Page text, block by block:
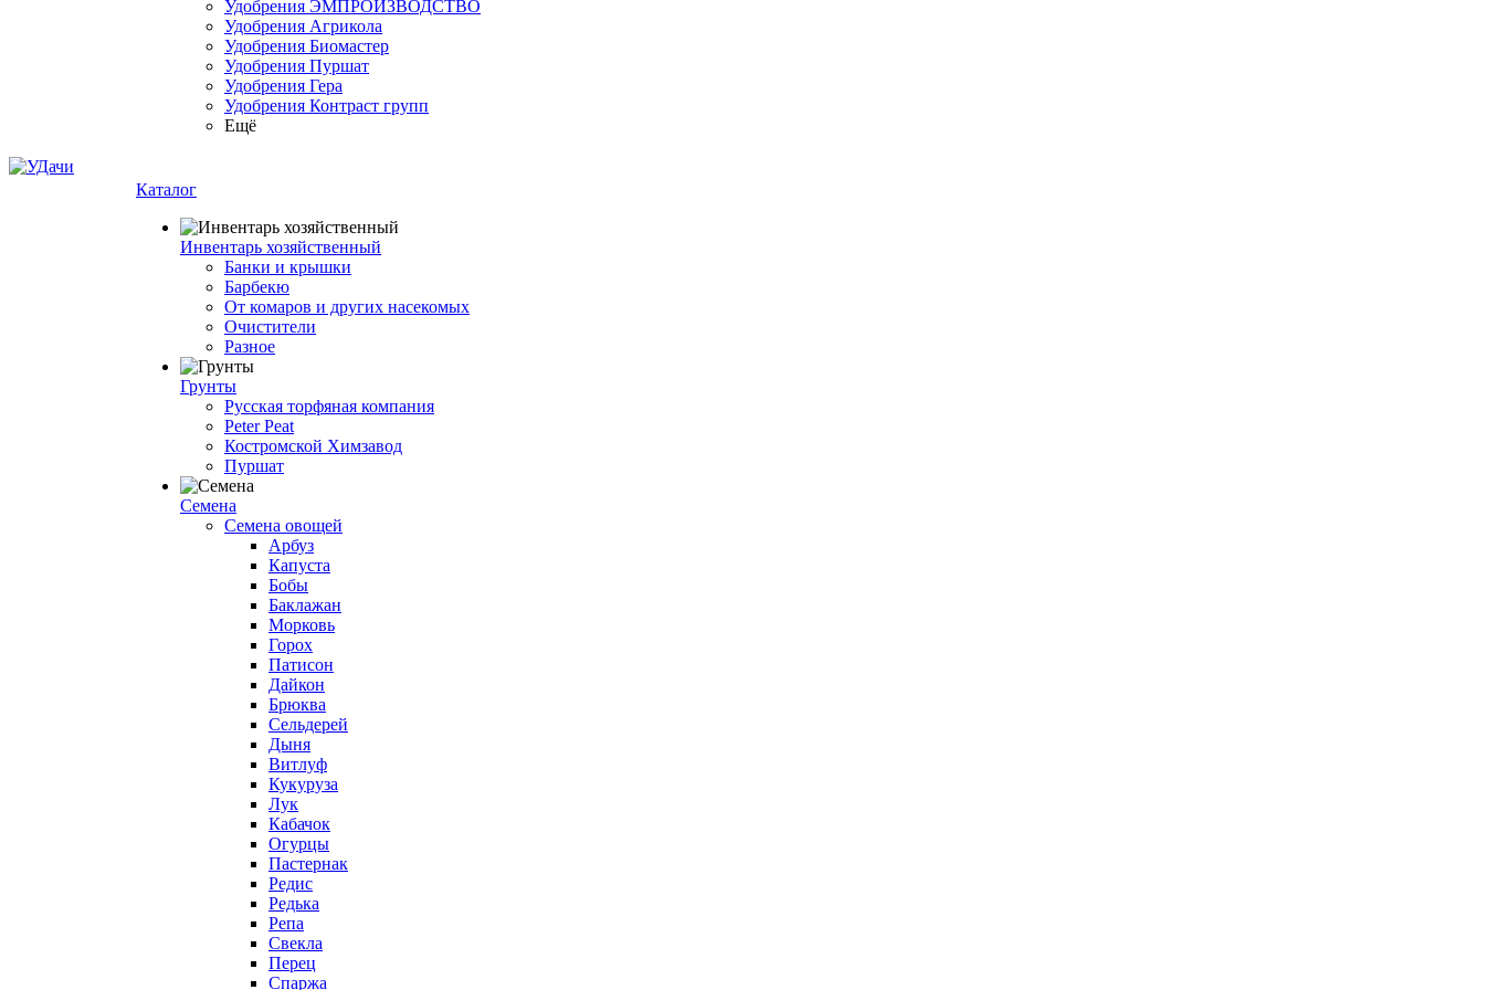
Удобрения ЭМПРОИЗВОДСТВО
Удобрения Агрикола
Удобрения Биомастер
Удобрения Пуршат
Удобрения Гера
Удобрения Контраст групп
Ещё
Каталог
Инвентарь хозяйственный
Банки и крышки
Барбекю
От комаров и других насекомых
Очистители
Разное
Грунты
Русская торфяная компания
Peter Peat
Костромской Химзавод
Пуршат
Семена
Семена овощей
Арбуз
Капуста
Бобы
Баклажан
Морковь
Горох
Патисон
Дайкон
Брюква
Сельдерей
Дыня
Витлуф
Кукуруза
Лук
Кабачок
Огурцы
Пастернак
Редис
Редька
Репа
Свекла
Перец
Спаржа